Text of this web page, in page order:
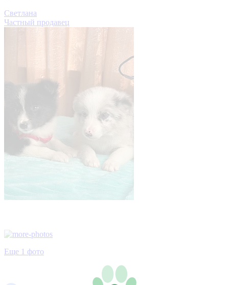
Светлана
Частный продавец
Еще 1 фото